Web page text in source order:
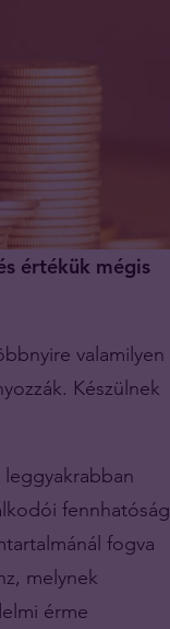
értékük mégis
valamilyen
Készülnek
fennhatóság
fogva
melynek
érme